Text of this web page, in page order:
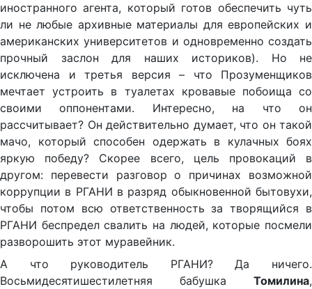
иностранного агента, который готов обеспечить чуть
ли не любые архивные материалы для европейских и
американских университетов и одновременно создать
прочный заслон для наших историков). Но не
исключена и третья версия – что Прозуменщиков
мечтает устроить в туалетах кровавые побоища со
своими оппонентами. Интересно, на что он
рассчитывает? Он действительно думает, что он такой
мачо, который способен одержать в кулачных боях
яркую победу? Скорее всего, цель провокаций в
другом: перевести разговор о причинах возможной
коррупции в РГАНИ в разряд обыкновенной бытовухи,
чтобы потом всю ответственность за творящийся в
РГАНИ беспредел свалить на людей, которые посмели
разворошить этот муравейник.
А что руководитель РГАНИ? Да ничего.
Восьмидесятишестилетняя бабушка Томилина,